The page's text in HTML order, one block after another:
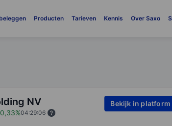
Producten Tarieven Kennis Over Saxo
NV
04:29:06
Bekijk in platform